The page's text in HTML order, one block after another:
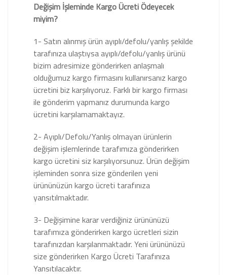
Değişim İşleminde Kargo Ücreti Ödeyecek
miyim?
1- Satın alınmış ürün ayıplı/defolu/yanlış şekilde
tarafınıza ulaştıysa ayıplı/defolu/yanlış ürünü
bizim adresimize gönderirken anlaşmalı
olduğumuz kargo firmasını kullanırsanız kargo
ücretini biz karşılıyoruz. Farklı bir kargo firması
ile gönderim yapmanız durumunda kargo
ücretini karşılamamaktayız.
2- Ayıplı/Defolu/Yanlış olmayan ürünlerin
değişim işlemlerinde tarafımıza gönderirken
kargo ücretini siz karşılıyorsunuz. Ürün değişim
işleminden sonra size gönderilen yeni
ürününüzün kargo ücreti tarafınıza
yansıtılmaktadır.
3- Değişimine karar verdiğiniz ürününüzü
tarafımıza gönderirken kargo ücretleri sizin
tarafınızdan karşılanmaktadır. Yeni ürününüzü
size gönderirken Kargo Ücreti Tarafınıza
Yansıtılacaktır.